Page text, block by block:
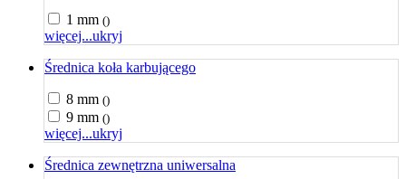
1 mm ()
więcej...ukryj
Średnica koła karbującego
8 mm ()
9 mm ()
więcej...ukryj
Średnica zewnętrzna uniwersalna